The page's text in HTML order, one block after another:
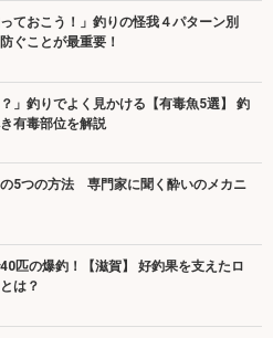
っておこう！」釣りの怪我４パターン別
ぐことが最重要！
？」釣りでよく見かける【有毒魚5選】 釣
有毒部位を解説
5つの方法 専門家に聞く酔いのメカニ
匹の爆釣！【滋賀】 好釣果を支えたロ
は？